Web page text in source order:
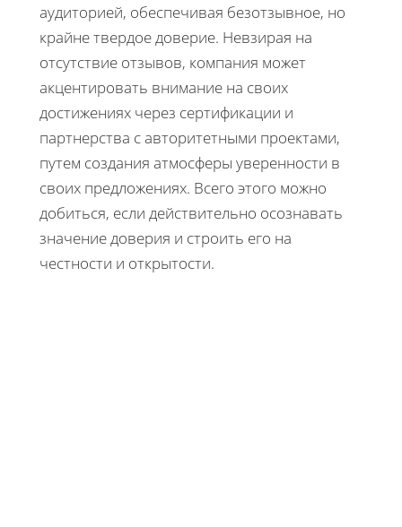
аудиторией, обеспечивая безотзывное, но
крайне твердое доверие. Невзирая на
отсутствие отзывов, компания может
акцентировать внимание на своих
достижениях через сертификации и
партнерства с авторитетными проектами,
путем создания атмосферы уверенности в
своих предложениях. Всего этого можно
добиться, если действительно осознавать
значение доверия и строить его на
честности и открытости.